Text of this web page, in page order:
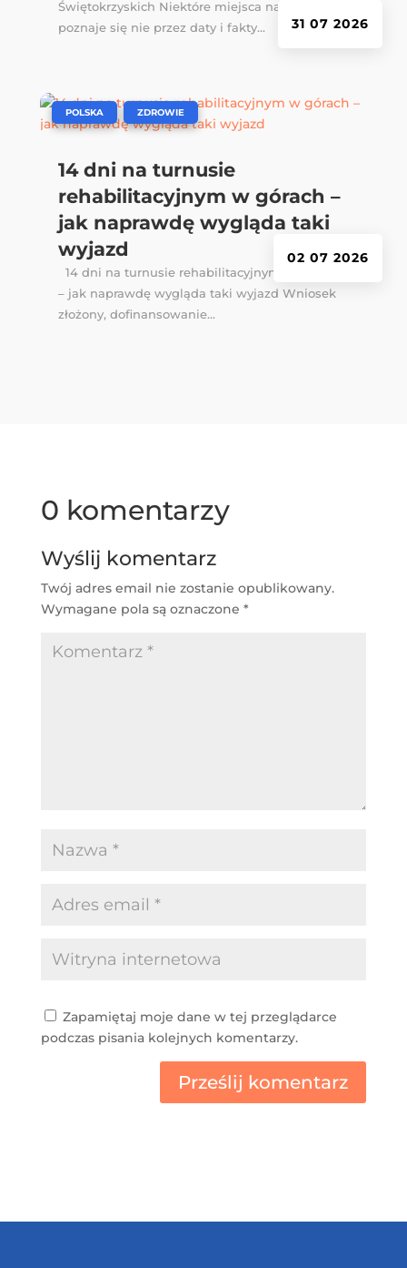
31 07 2026
Świętokrzyskich Niektóre miejsca najlepiej
poznaje się nie przez daty i fakty...
14 dni na turnusie
rehabilitacyjnym w górach –
jak naprawdę wygląda taki
wyjazd
02 07 2026
POLSKA ZDROWIE
14 dni na turnusie rehabilitacyjnym w górach
– jak naprawdę wygląda taki wyjazd Wniosek
złożony, dofinansowanie...
0 komentarzy
Wyślij komentarz
Twój adres email nie zostanie opublikowany.
Wymagane pola są oznaczone *
Zapamiętaj moje dane w tej przeglądarce
podczas pisania kolejnych komentarzy.
Prześlij komentarz